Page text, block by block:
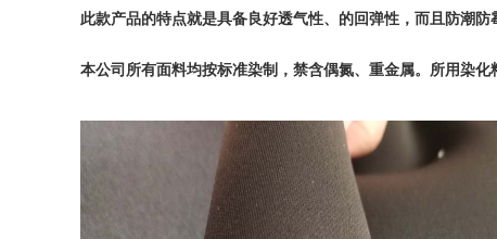
此款产品的特点就是具备良好透气性、的回弹性，而且防潮
本公司所有面料均按标准染制，禁含偶氮、重金属。所用染